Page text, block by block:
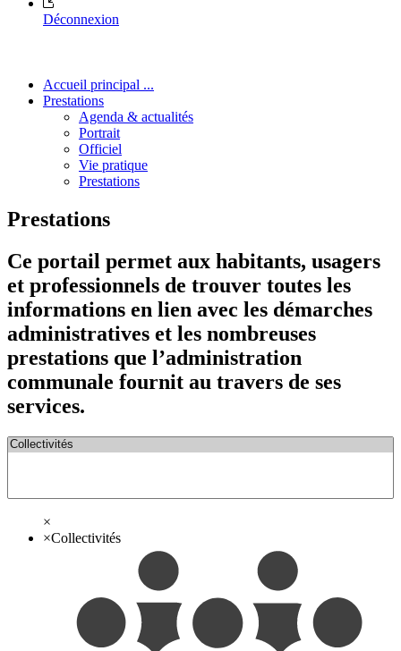
Déconnexion
Accueil principal ...
Prestations
Agenda & actualités
Portrait
Officiel
Vie pratique
Prestations
Prestations
Ce portail permet aux habitants, usagers
et professionnels de trouver toutes les
informations en lien avec les démarches
administratives et les nombreuses
prestations que l’administration
communale fournit au travers de ses
services.
×
×Collectivités